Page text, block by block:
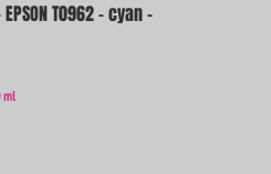
T0962 - cyan -
ml